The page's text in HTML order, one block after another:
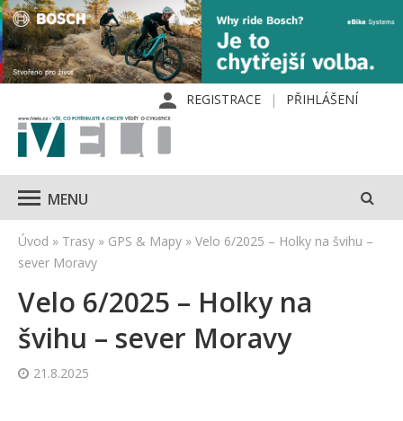
REGISTRACE PŘIHLÁŠENÍ
MENU
Úvod » Trasy » GPS & Mapy » Velo 6/2025 – Holky na švihu –
sever Moravy
Velo 6/2025 – Holky na
švihu – sever Moravy
21.8.2025